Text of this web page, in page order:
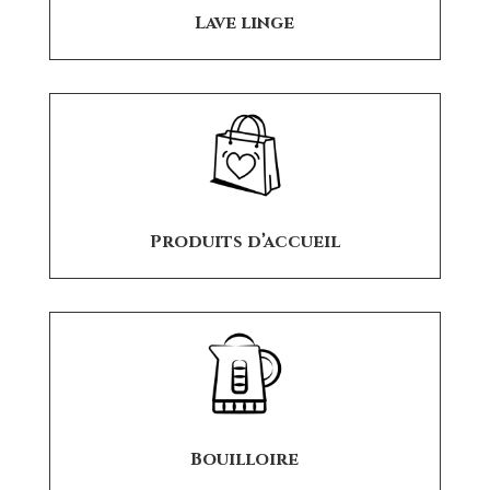
Lave linge
Produits d’accueil
Bouilloire